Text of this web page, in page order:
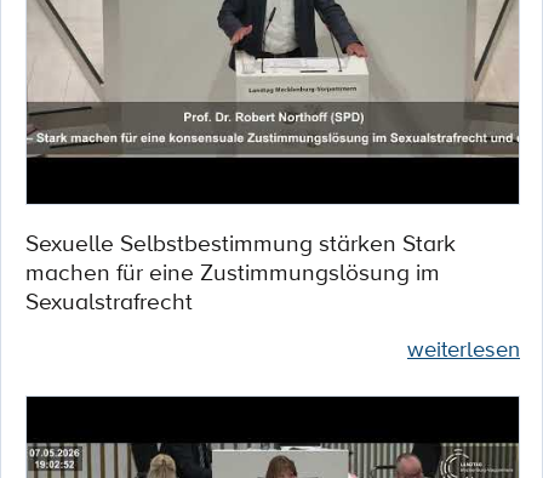
Sexuelle Selbstbestimmung stärken Stark
machen für eine Zustimmungslösung im
Sexualstrafrecht
weiterlesen